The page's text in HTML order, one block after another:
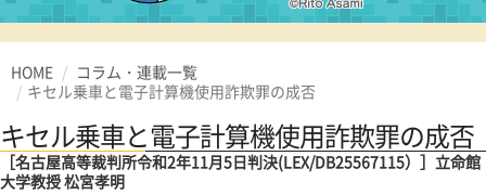
HOME
コラム・連載一覧
キセル乗車と電子計算機使用詐欺罪の成否
キセル乗車と電子計算機使用詐欺罪の成否
［名古屋高等裁判所令和2年11月5日判決(LEX/DB25567115）］立命館
大学教授 松宮孝明